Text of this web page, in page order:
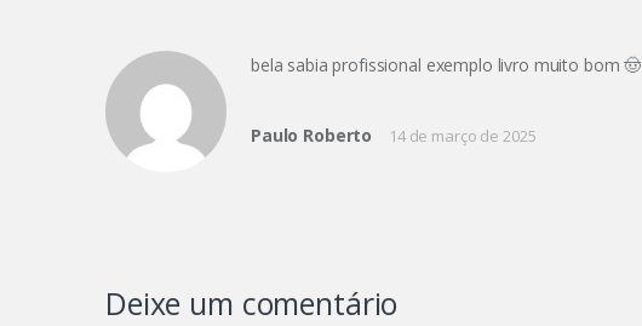
bela sabia profissional exemplo livro muito bom 🤠
Paulo Roberto 14 de março de 2025
Deixe um comentário